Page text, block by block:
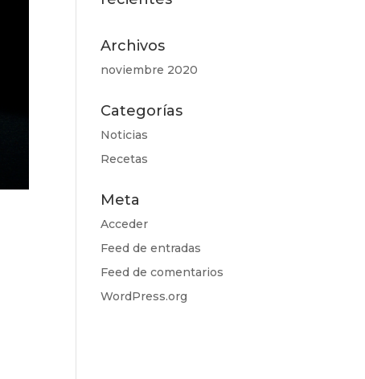
Archivos
noviembre 2020
Categorías
Noticias
Recetas
Meta
Acceder
Feed de entradas
Feed de comentarios
WordPress.org